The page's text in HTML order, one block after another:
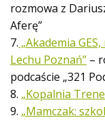
rozmowa z
Aferę”
7. „Akademia
Lechu Poznań” –
podcaście „321
8. „Kopalnia
9. „Mamczak: